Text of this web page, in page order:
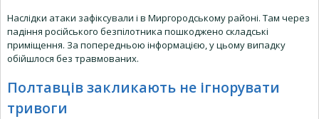
Наслідки атаки зафіксували і в Миргородському районі. Там через
падіння російського безпілотника пошкоджено складські
приміщення. За попередньою інформацією, у цьому випадку
обійшлося без травмованих.
Полтавців закликають не ігнорувати
тривоги